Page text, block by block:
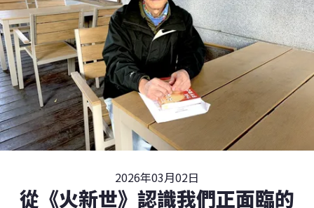
2026年03月02日
從《火新世》認識我們正面臨的